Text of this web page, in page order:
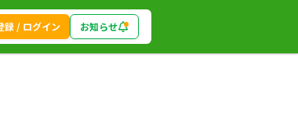
録 / ログイン お知らせ